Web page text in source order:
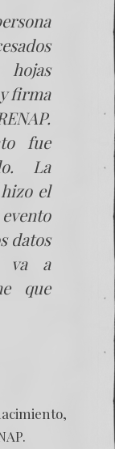
firma
fue
La
el
datos
va a
que